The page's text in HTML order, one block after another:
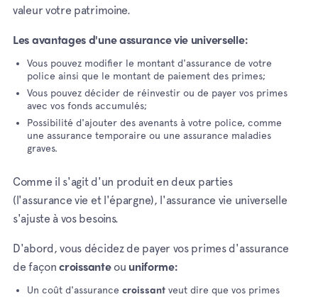
valeur votre patrimoine.
Les avantages d'une assurance vie universelle:
Vous pouvez modifier le montant d'assurance de votre
police ainsi que le montant de paiement des primes;
Vous pouvez décider de réinvestir ou de payer vos primes
avec vos fonds accumulés;
Possibilité d'ajouter des avenants à votre police, comme
une assurance temporaire ou une assurance maladies
graves.
Comme il s'agit d'un produit en deux parties
(l'assurance vie et l'épargne), l'assurance vie universelle
s'ajuste à vos besoins.
D'abord, vous décidez de payer vos primes d'assurance
de façoncroissanteou uniforme:
Un coût d'assurance croissant veut dire que vos primes